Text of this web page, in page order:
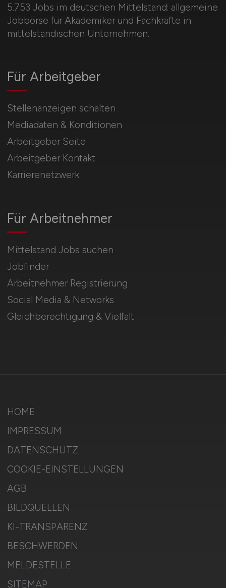
5.753 Jobs im deutschen Mittelstand: allgemeine
Jobbörse für Akademiker und Fachkräfte in
mittelständischen Unternehmen.
Für Arbeitnehmer
Mittelstand Jobs suchen
Jobfinder
Arbeitnehmer Registrierung
Social Media & Networks
Gleichberechtigung & Vielfalt
Für Arbeitgeber
Stellenanzeigen schalten
Mediadaten & Konditionen
Arbeitgeber Seite
Arbeitgeber Kontakt
Karrierenetzwerk
HOME
IMPRESSUM
DATENSCHUTZ
COOKIE-EINSTELLUNGEN
AGB
BILDQUELLEN
KI-TRANSPARENZ
BESCHWERDEN
MELDESTELLE
SITEMAP